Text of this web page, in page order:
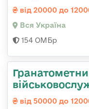
від 20000 до
Вся Україна
154 ОМБр
від 50000 до